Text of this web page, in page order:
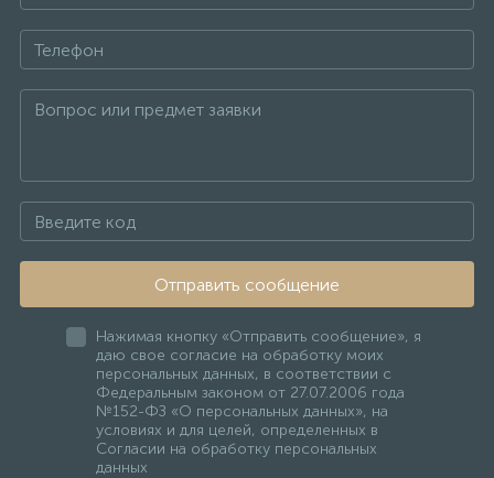
Отправить сообщение
Нажимая кнопку «Отправить сообщение», я
даю свое согласие на обработку моих
персональных данных, в соответствии с
Федеральным законом от 27.07.2006 года
№152-ФЗ «О персональных данных», на
условиях и для целей, определенных в
Согласии на обработку персональных
данных